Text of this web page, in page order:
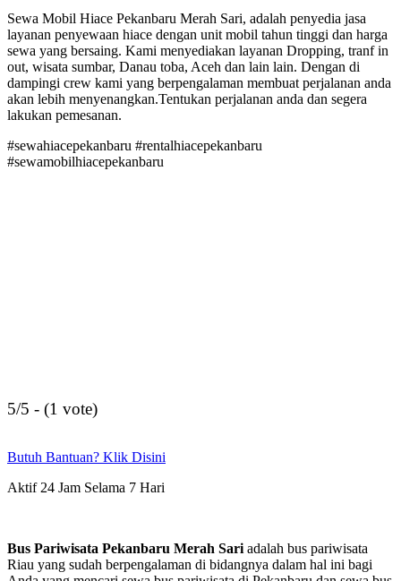
Sewa Mobil Hiace Pekanbaru Merah Sari, adalah penyedia jasa
layanan penyewaan hiace dengan unit mobil tahun tinggi dan harga
sewa yang bersaing. Kami menyediakan layanan Dropping, tranf in
out, wisata sumbar, Danau toba, Aceh dan lain lain. Dengan di
dampingi crew kami yang berpengalaman membuat perjalanan anda
akan lebih menyenangkan.Tentukan perjalanan anda dan segera
lakukan pemesanan.
#sewahiacepekanbaru #rentalhiacepekanbaru
#sewamobilhiacepekanbaru
5/5 - (1 vote)
Butuh Bantuan? Klik Disini
Aktif 24 Jam Selama 7 Hari
Bus Pariwisata Pekanbaru Merah Sariadalah bus pariwisata
Riau yang sudah berpengalaman di bidangnya dalam hal ini bagi